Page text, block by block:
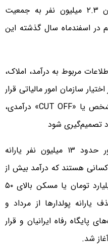
میلیون نفر بود که با اضافه شدن ۲.۳ میلیون نفر به جمعیت
در اسفندماه سال گذشته این
مربوط به درآمد، املاک،
سازمان امور مالیاتی قرار
دهند، سپس بر اساس یک حد مشخص یا «CUT OFF» درآمدی،
تصمیم‌گیری شود
از جمعیت ۸۶ میلیون نفری کشور حدود ۱۳ میلیون نفر یارانه
کسانی هستند که درآمد بیش از
سقف مصوب، خودرو بالای پنج میلیارد تومان یا مسکن بالای ۵۰
یارانه پولدارها از مرداد و
پایگاه رفاه ایرانیان و قرار
شد.